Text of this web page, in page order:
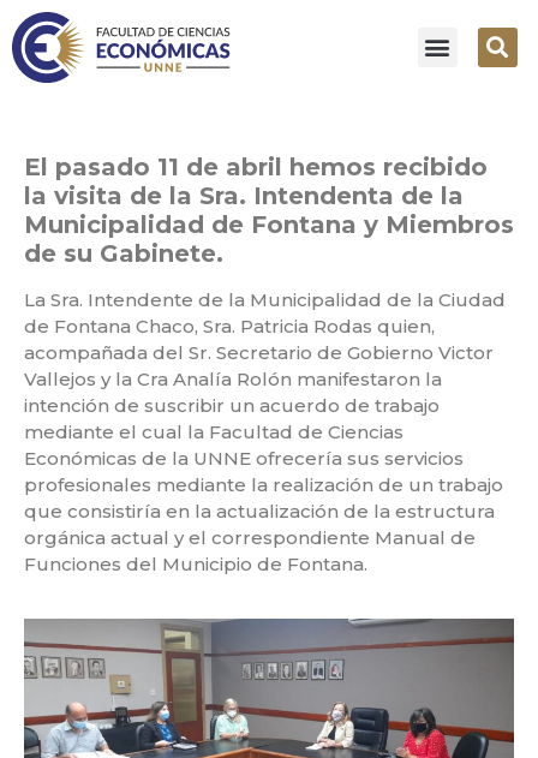
El pasado 11 de abril hemos recibido
la visita de la Sra. Intendenta de la
Municipalidad de Fontana y Miembros
de su Gabinete.
La Sra. Intendente de la Municipalidad de la Ciudad
de Fontana Chaco, Sra. Patricia Rodas quien,
acompañada del Sr. Secretario de Gobierno Victor
Vallejos y la Cra Analía Rolón manifestaron la
intención de suscribir un acuerdo de trabajo
mediante el cual la Facultad de Ciencias
Económicas de la UNNE ofrecería sus servicios
profesionales mediante la realización de un trabajo
que consistiría en la actualización de la estructura
orgánica actual y el correspondiente Manual de
Funciones del Municipio de Fontana.